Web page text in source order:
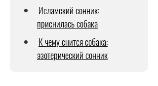
Исламский сонник:
приснилась собака
К чему снится собака:
эзотерический сонник